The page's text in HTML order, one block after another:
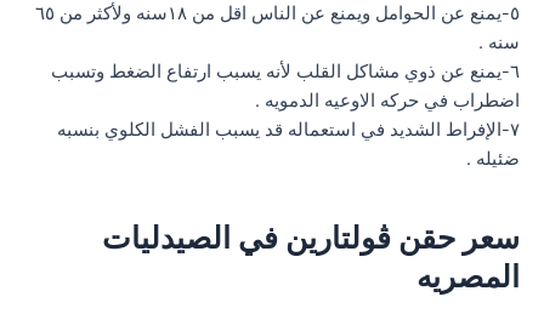
٥-يمنع عن الحوامل ويمنع عن الناس اقل من ١٨سنه ولأكثر من ٦٥
سنه .
٦-يمنع عن ذوي مشاكل القلب لأنه يسبب ارتفاع الضغط وتسبب
اضطراب في حركه الاوعيه الدمويه .
٧-الإفراط الشديد في استعماله قد يسبب الفشل الكلوي بنسبه
ضئيله .
سعر حقن ڤولتارين في الصيدليات
المصريه